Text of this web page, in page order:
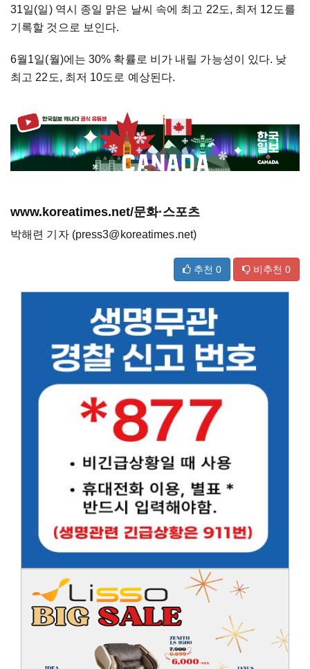
31일(일) 역시 종일 맑은 날씨 속에 최고 22도, 최저 12도를
기록할 것으로 보인다.
6월1일(월)에는 30% 확률로 비가 내릴 가능성이 있다. 낮
최고 22도, 최저 10도로 예상된다.
www.koreatimes.net/문화·스포츠
박해련 기자 (press3@koreatimes.net)
추천 0 비추천 0